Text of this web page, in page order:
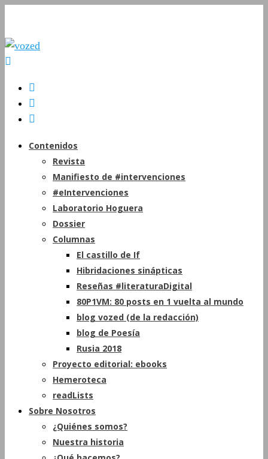
Contenidos
Revista
Manifiesto de #intervenciones
#eIntervenciones
Laboratorio Hoguera
Dossier
Columnas
El castillo de If
Hibridaciones sinápticas
Reseñas #literaturaDigital
80P1VM: 80 posts en 1 vuelta al mundo
blog vozed (de la redacción)
blog de Poesía
Rusia 2018
Proyecto editorial: ebooks
Hemeroteca
readLists
Sobre Nosotros
¿Quiénes somos?
Nuestra historia